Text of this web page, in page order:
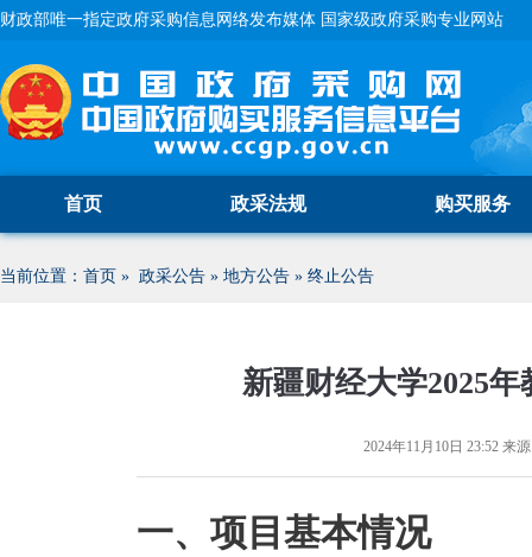
财政部唯一指定政府采购信息网络发布媒体 国家级政府采购专业网站
首页 政采法规 购买服务
当前位置： 首页 » 政采公告 » 地方公告 » 终止公告
新疆财经大学2025
2024年11月10日 23:52 来
一、项目基本情况